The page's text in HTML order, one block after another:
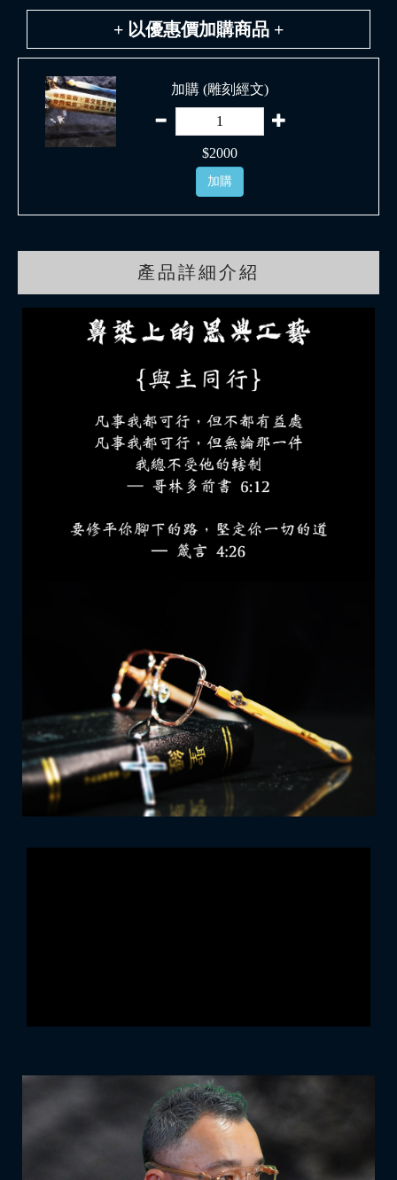
+ 以優惠價加購商品 +
加購 (雕刻經文)
$2000
加購
產品詳細介紹